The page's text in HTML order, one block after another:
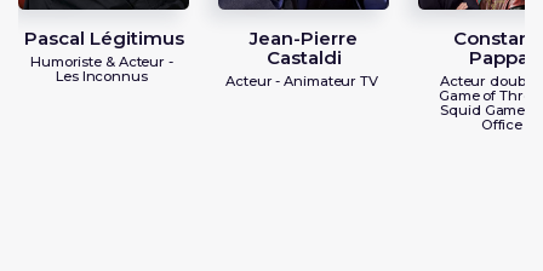
Pascal Légitimus
Humoriste & Acteur -
Les Inconnus
Jean-Pierre
Castaldi
Acteur - Animateur TV
Pappas
Acteur
Game of
Squid Game /
Office